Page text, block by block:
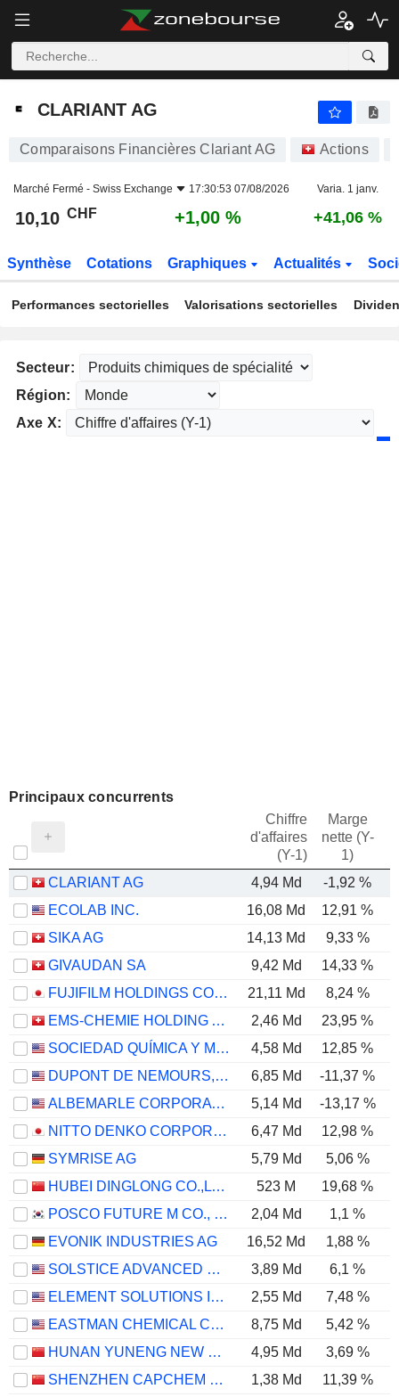
CLARIANT AG
CLARIANT AG
Comparaisons Financières Clariant AG Actions
Marché Fermé - Swiss Exchange 17:30:53 07/08/2026 Varia. 1 janv.
10,10 CHF +1,00 % +41,06 %
Synthèse Cotations Graphiques Actualités
Performances sectorielles Valorisations sectorielles
Secteur:
Région:
Axe X:
Principaux concurrents
Chiffre
d'affaires
(Y-1)
Marge
nette (Y-
1)
CLARIANT AG 4,94 Md -1,92 %
ECOLAB INC.
16,08 Md 12,91 %
SIKA AG
14,13 Md 9,33 %
GIVAUDAN SA
9,42 Md 14,33 %
FUJIFILM HOLDINGS CORPORATION
21,11 Md 8,24 %
EMS-CHEMIE HOLDING AG
2,46 Md 23,95 %
SOCIEDAD QUÍMICA Y MINERA DE CHILE S.A.
4,58 Md 12,85 %
DUPONT DE NEMOURS, INC.
6,85 Md -11,37 %
ALBEMARLE CORPORATION
5,14 Md -13,17 %
NITTO DENKO CORPORATION
6,47 Md 12,98 %
SYMRISE AG
5,79 Md 5,06 %
HUBEI DINGLONG CO.,LTD.
523 M 19,68 %
POSCO FUTURE M CO., LTD.
2,04 Md 1,1 %
EVONIK INDUSTRIES AG
16,52 Md 1,88 %
SOLSTICE ADVANCED MATERIALS, INC.
3,89 Md 6,1 %
ELEMENT SOLUTIONS INC
2,55 Md 7,48 %
EASTMAN CHEMICAL COMPANY
8,75 Md 5,42 %
HUNAN YUNENG NEW ENERGY BATTERY MATERIAL CO.,LTD.
4,95 Md 3,69 %
SHENZHEN CAPCHEM TECHNOLOGY CO., LTD.
1,38 Md 11,39 %